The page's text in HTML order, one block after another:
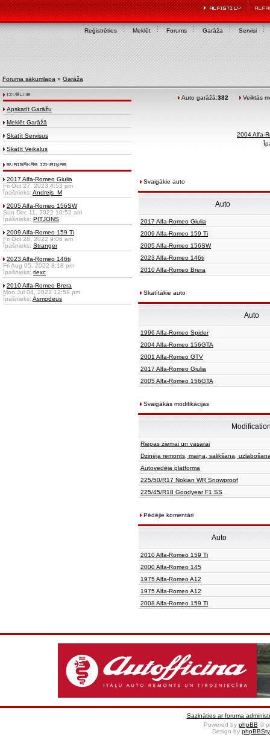
Reģistrēties Meklēt Forums Garāža Servisi
Foruma sākumlapa » Garāža
Apskatīt Garāžu
Meklēt Garāžā
Skatīt Servisus
Skatīt Veikalus
2017 Alfa-Romeo Giulia
Fri Oct 27, 2023 4:53 pm
Īpašnieks: Andrejs_M
2005 Alfa-Romeo 156SW
Sun Dec 11, 2022 10:52 am
Īpašnieks: PITJONS
2009 Alfa-Romeo 159 Ti
Fri Oct 28, 2022 9:06 am
Īpašnieks: Stranger
2023 Alfa-Romeo 146ti
Fri Aug 05, 2022 8:18 pm
Īpašnieks: riexc
2010 Alfa-Romeo Brera
Mon Jul 04, 2022 12:59 pm
Īpašnieks: Asmodeus
Auto garāžā:382 Veiktās
2004 Alfa-
Svaigākie auto
Auto
2017 Alfa-Romeo Giulia
2009 Alfa-Romeo 159 Ti
2005 Alfa-Romeo 156SW
2023 Alfa-Romeo 146ti
2010 Alfa-Romeo Brera
Skatītākie auto
Auto
1996 Alfa-Romeo Spider
2004 Alfa-Romeo 156GTA
2001 Alfa-Romeo GTV
2017 Alfa-Romeo Giulia
2005 Alfa-Romeo 156GTA
Svaigākās modifikācijas
Riepas ziemai un vasarai
Dzinēja remonts, maiņa, salikšana,
Autovedēja platforma
225/50/R17 Nokian WR Snowproof
225/45/R18 Goodyear F1 SS
Pēdējie komentāri
Auto
2010 Alfa-Romeo 159 Ti
2000 Alfa-Romeo 145
1975 Alfa-Romeo A12
1975 Alfa-Romeo A12
2008 Alfa-Romeo 159 Ti
Sazināties ar foruma
Powered by phpBB ©
Design by